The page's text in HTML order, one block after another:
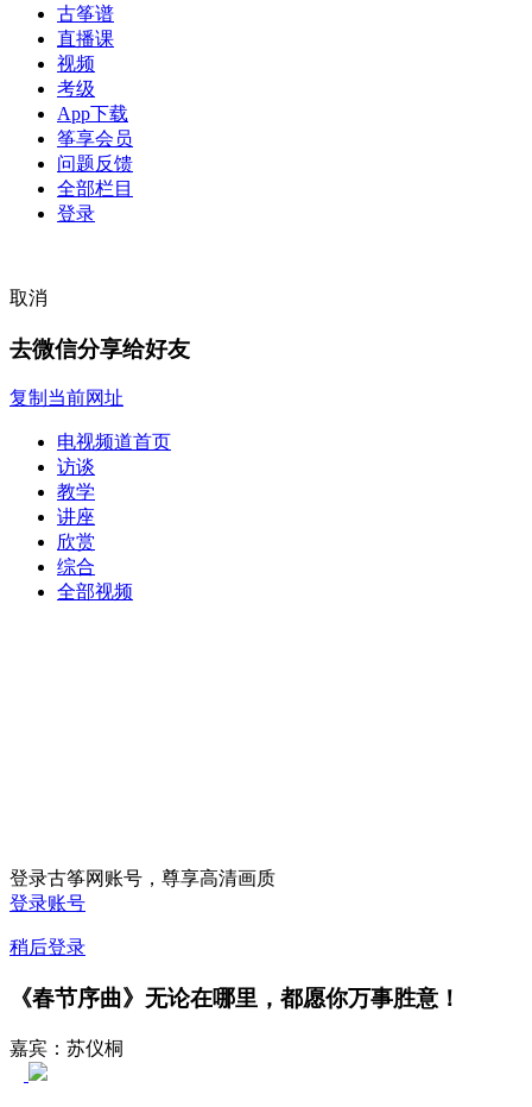
古筝谱
直播课
视频
考级
App下载
筝享会员
问题反馈
全部栏目
登录
取消
去微信分享给好友
复制当前网址
电视频道首页
访谈
教学
讲座
欣赏
综合
全部视频
登录古筝网账号，尊享高清画质
登录账号
稍后登录
《春节序曲》无论在哪里，都愿你万事胜意！
嘉宾：苏仪桐